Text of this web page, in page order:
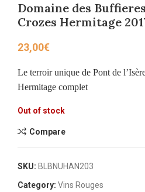
Domaine des
Crozes Hermitage
23,00€
Le terroir unique de Pont de
Hermitage complet
Out of stock
Compare
SKU: BLBNUHAN203
Category: Vins Rouges